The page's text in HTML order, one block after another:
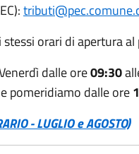
orari di apertura al
dalle ore09:30
pomeridiamo dalle ore
- LUGLIO e AGOSTO)